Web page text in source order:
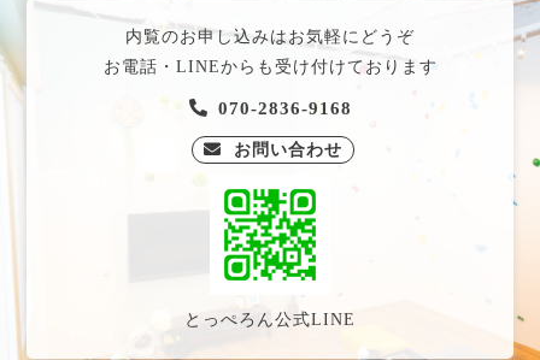
内覧のお申し込みはお気軽にどうぞ
お電話・LINEからも受け付けております
070-2836-9168
お問い合わせ
とっぺろん公式LINE